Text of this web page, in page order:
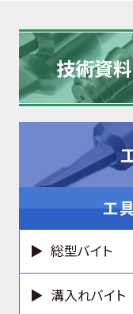
技術資料
工
総型バイト
溝入れバイト